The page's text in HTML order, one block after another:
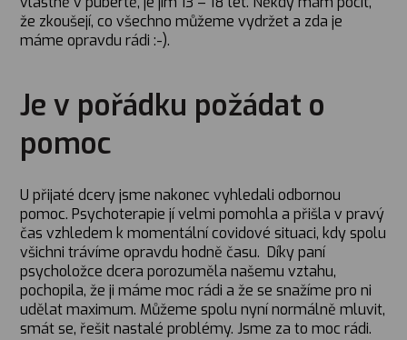
že zkoušejí, co všechno můžeme vydržet a zda je
máme opravdu rádi :-).
Je v pořádku požádat o
pomoc
U přijaté dcery jsme nakonec vyhledali odbornou
pomoc. Psychoterapie jí velmi pomohla a přišla v pravý
čas vzhledem k momentální covidové situaci, kdy spolu
všichni trávíme opravdu hodně času. Díky paní
psycholožce dcera porozuměla našemu vztahu,
pochopila, že ji máme moc rádi a že se snažíme pro ni
udělat maximum. Můžeme spolu nyní normálně mluvit,
smát se, řešit nastalé problémy. Jsme za to moc rádi.